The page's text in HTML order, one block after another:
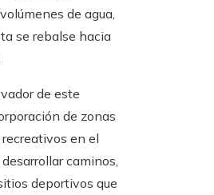
de agua,
se rebalse hacia
de este
de zonas
en el
caminos,
deportivos que